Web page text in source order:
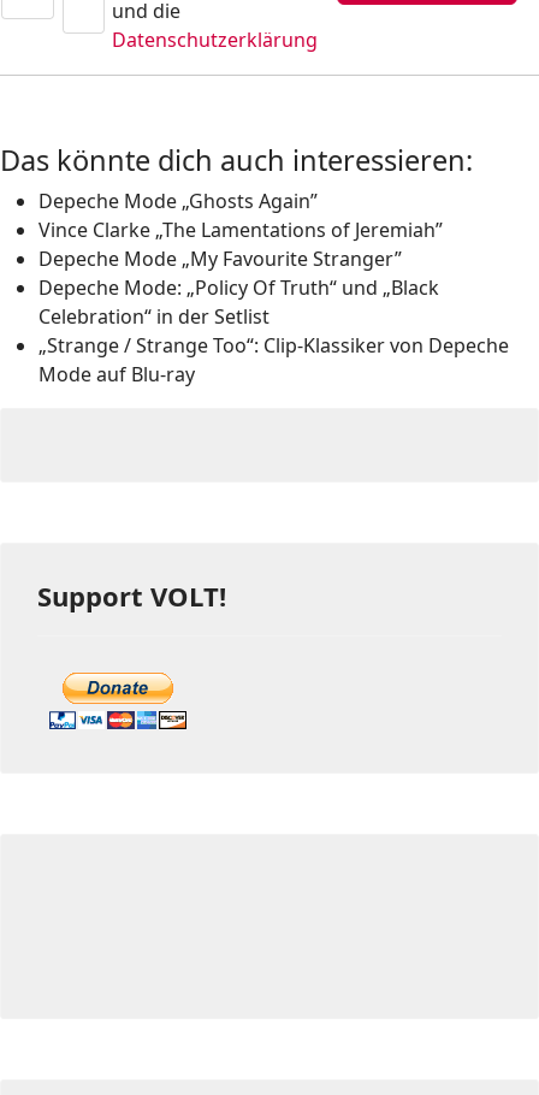
und die
Datenschutzerklärung
Das könnte dich auch interessieren:
Depeche Mode „Ghosts Again”
Vince Clarke „The Lamentations of Jeremiah”
Depeche Mode „My Favourite Stranger”
Depeche Mode: „Policy Of Truth“ und „Black
Celebration“ in der Setlist
„Strange / Strange Too“: Clip-Klassiker von Depeche
Mode auf Blu-ray
Support VOLT!